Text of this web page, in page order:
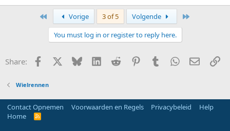
Vorige 3 of 5 Volgende
You must log in or register to reply here.
Share: Facebook Bluesky LinkedInReddit PinterestTumblrWhatsApp
E-mail
Wielrennen
Contact Opnemen Voorwaarden en Regels Privacybeleid
Help
Home
R